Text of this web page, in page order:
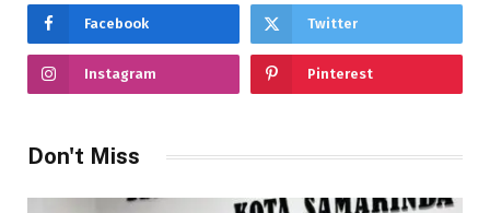
Facebook Twitter
Instagram Pinterest
Don't Miss